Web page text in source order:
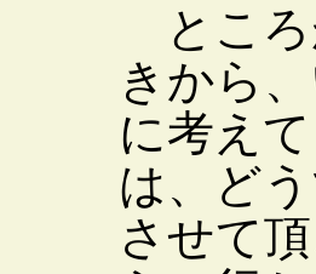
ところ
きから
に考え
は、ど
させて